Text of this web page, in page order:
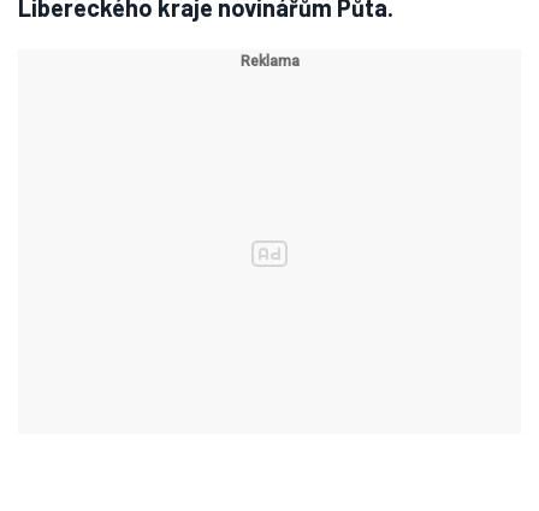
Libereckého kraje novinářům Půta.